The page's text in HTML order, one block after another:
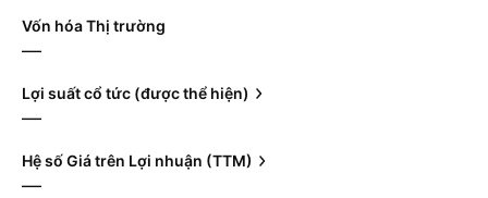
Vốn hóa Thị trường
—
Lợi suất cổ tức (được thể hiện)
—
Hệ số Giá trên Lợi nhuận (TTM)
—